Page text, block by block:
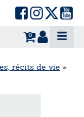
0
récits de vie »